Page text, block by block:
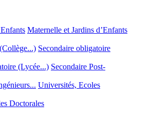
Maternelle et Jardins d’Enfants
Secondaire obligatoire
(Lycée...) Secondaire Post-
Universités, Ecoles
Doctorales